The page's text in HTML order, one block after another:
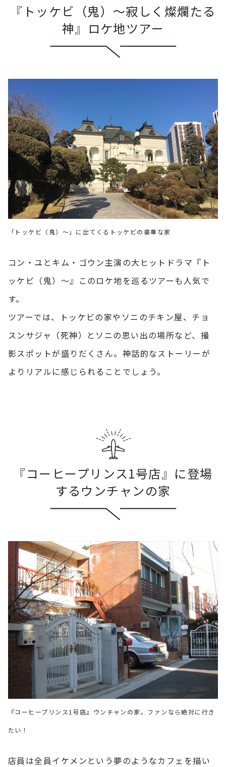
『トッケビ（鬼）～寂しく燦爛たる
神』ロケ地ツアー
「トッケビ（鬼）～」に出てくるトッケビの豪華な家
コン・ユとキム・ゴウン主演の大ヒットドラマ『ト
ッケビ（鬼）〜』このロケ地を巡るツアーも人気で
す。
ツアーでは、トッケビの家やソニのチキン屋、チョ
スンサジャ（死神）とソニの思い出の場所など、撮
影スポットが盛りだくさん。神話的なストーリーが
よりリアルに感じられることでしょう。
『コーヒープリンス1号店』に登場
するウンチャンの家
『コーヒープリンス1号店』ウンチャンの家。ファンなら絶対に行き
たい！
店員は全員イケメンという夢のようなカフェを描い